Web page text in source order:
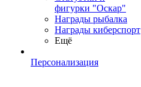
фигурки "Оскар"
Награды рыбалка
Награды киберспорт
Ещё
Персонализация